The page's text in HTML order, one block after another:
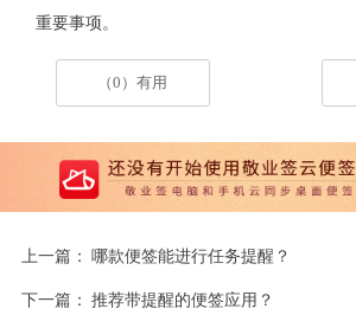
重要事项。
（0）有用
上一篇： 哪款便签能进行任务提醒？
下一篇： 推荐带提醒的便签应用？